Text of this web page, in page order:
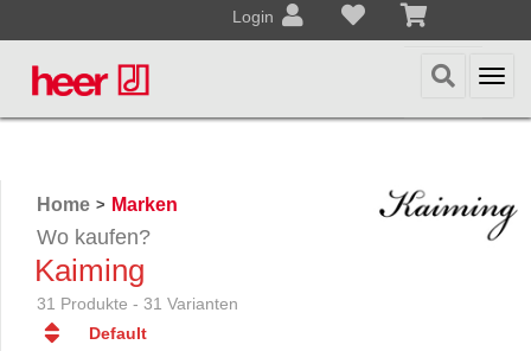
Login
Home > Marken
Wo kaufen?
Kaiming
31 Produkte - 31 Varianten
Default